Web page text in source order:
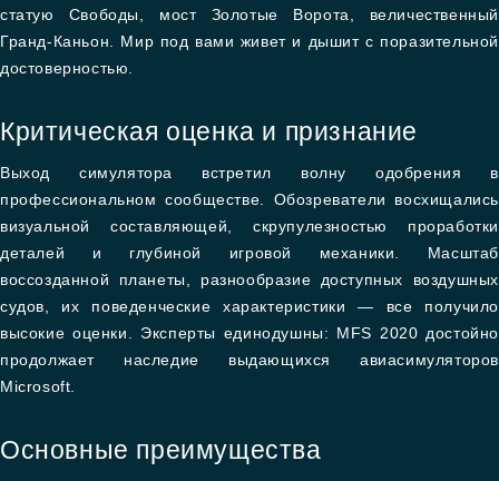
статую Свободы, мост Золотые Ворота, величественный
Гранд-Каньон. Мир под вами живет и дышит с поразительной
достоверностью.
Критическая оценка и признание
Выход симулятора встретил волну одобрения в
профессиональном сообществе. Обозреватели восхищались
визуальной составляющей, скрупулезностью проработки
деталей и глубиной игровой механики. Масштаб
воссозданной планеты, разнообразие доступных воздушных
судов, их поведенческие характеристики — все получило
высокие оценки. Эксперты единодушны: MFS 2020 достойно
продолжает наследие выдающихся авиасимуляторов
Microsoft.
Основные преимущества